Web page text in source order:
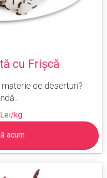
cu Frișcă
de deserturi?
kg
acum